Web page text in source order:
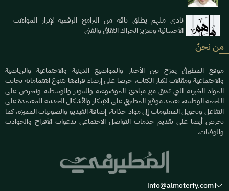
نادي ملهم يطلق باقة من البرامج الرقمية لإبراز المواهب
الأحسائية وتعزيز الحراك الثقافي والفني
من نحنٌ
موقع المطيرفي يمزج بين الأخبار والمواضيع الدينية والاجتماعية والرياضية
والاجتماعية ومقالات لكبار الكتاب، حرصا على إرضاء قراءها بتنوع اهتماماته بجانب
المواد الخبرية التي تتفق مع مبادئ الموضوعية والتنوير والوسطية ونحرص على
اللحمة الوطنية، يعتمد موقع المطيرفي على الابتكار والأشكال الحديثة المعتمدة على
التفاعل وتحويل المعلومات إلى مواد جذابة، إضافة الفيديو والصوتيات المميزة، كما
نحرص أيضا على تقديم خدمات التواصل الاجتماعي بدعوات الأفراح والحوادث
والوفيات.
info@almoterfy.com